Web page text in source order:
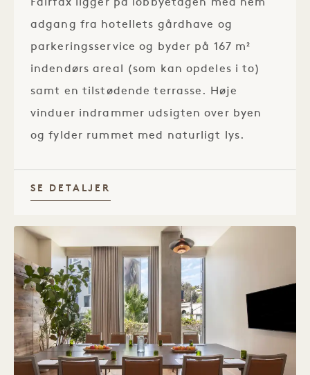
Fairfax ligger på lobbyetagen med nem
adgang fra hotellets gårdhave og
parkeringsservice og byder på 167 m²
indendørs areal (som kan opdeles i to)
samt en tilstødende terrasse. Høje
vinduer indrammer udsigten over byen
og fylder rummet med naturligt lys.
SE DETALJER